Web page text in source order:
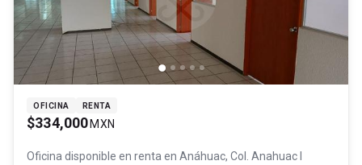
OFICINA RENTA
$334,000 MXN
Oficina disponible en renta en Anáhuac, Col. Anahuac I